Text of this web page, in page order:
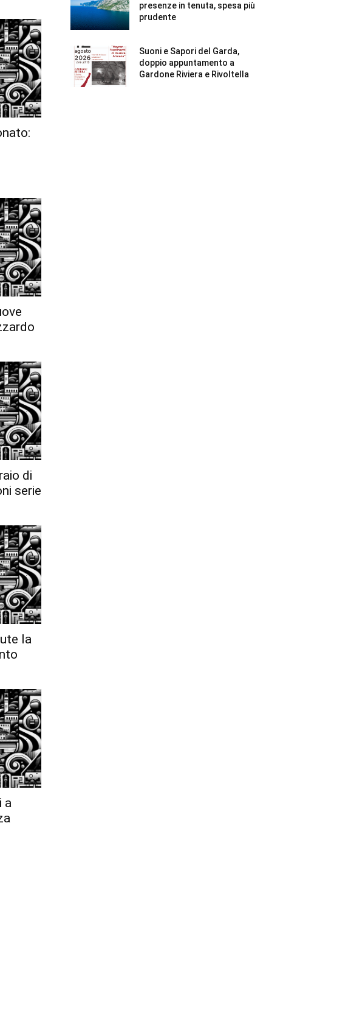
di
serie
la
a
presenze in tenuta, spesa più
prudente
Suoni e Sapori del Garda,
doppio appuntamento a
Gardone Riviera e Rivoltella